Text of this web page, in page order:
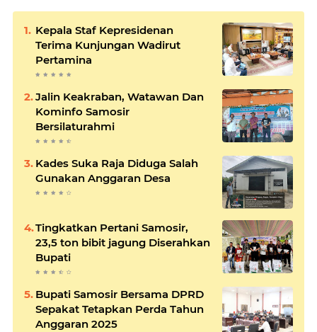
Kepala Staf Kepresidenan
Terima Kunjungan Wadirut
Pertamina
Jalin Keakraban, Watawan Dan
Kominfo Samosir
Bersilaturahmi
Kades Suka Raja Diduga Salah
Gunakan Anggaran Desa
Tingkatkan Pertani Samosir,
23,5 ton bibit jagung Diserahkan
Bupati
Bupati Samosir Bersama DPRD
Sepakat Tetapkan Perda Tahun
Anggaran 2025